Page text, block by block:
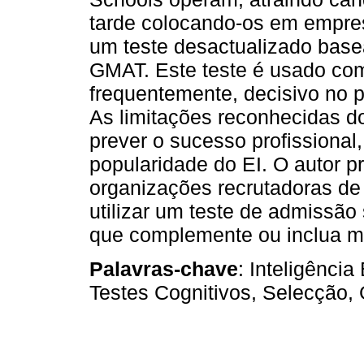
tarde colocando-os em
um teste desactualizado
GMAT. Este teste é usado
frequentemente, decisivo no
As limitações reconhecidas
prever o sucesso
popularidade do EI. O autor
organizações recrutadoras
utilizar um teste de
que complemente ou inclua
Palavras-chave: Inteligência
Testes Cognitivos, Selecção,